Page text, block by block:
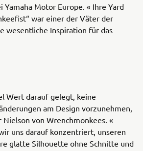
Yamaha Motor Europe. « Ihre Yard
war einer der Väter der
wesentliche Inspiration für das
Wert darauf gelegt, keine
am Design vorzunehmen,
von Wrenchmonkees. «
uns darauf konzentriert, unseren
glatte Silhouette ohne Schnitte und